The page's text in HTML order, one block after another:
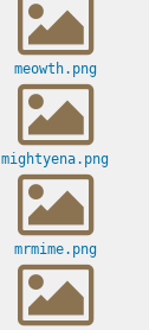
meowth.png
mightyena.png
mrmime.png